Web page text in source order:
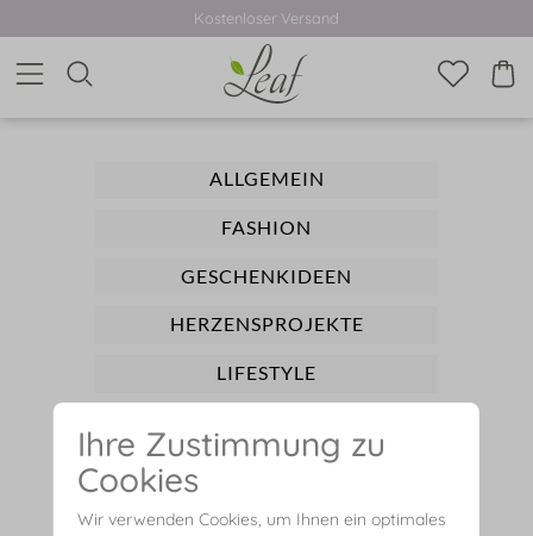
Kostenloser Versand
ALLGEMEIN
FASHION
GESCHENKIDEEN
HERZENSPROJEKTE
LIFESTYLE
Ihre Zustimmung zu
Cookies
Wir verwenden Cookies, um Ihnen ein optimales